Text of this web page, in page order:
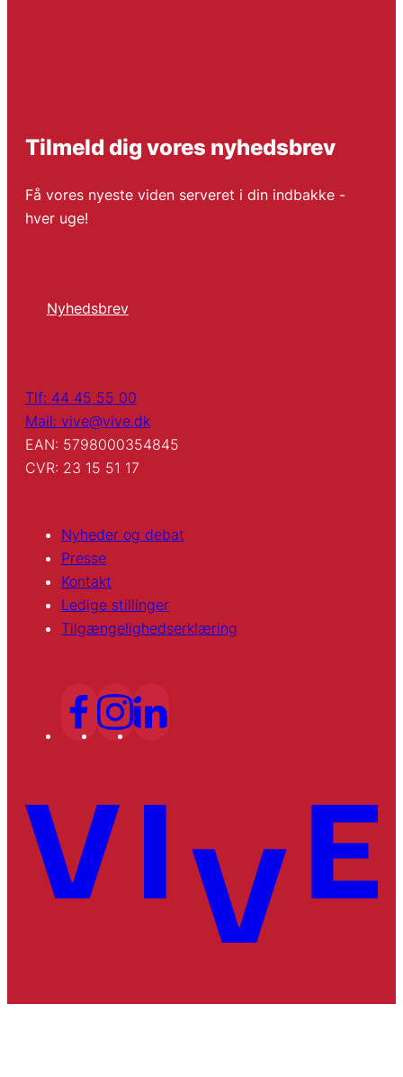
Tilmeld dig vores nyhedsbrev
Få vores nyeste viden serveret i din indbakke -
hver uge!
Nyhedsbrev
Tlf: 44 45 55 00
Mail: vive@vive.dk
EAN: 5798000354845
CVR: 23 15 51 17
Nyheder og debat
Presse
Kontakt
Ledige stillinger
Tilgængelighedserklæring